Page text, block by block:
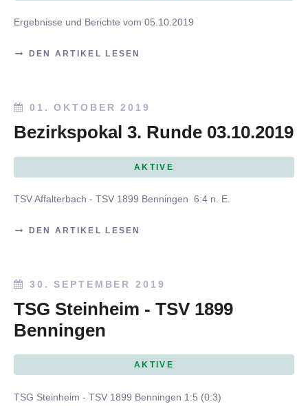
Ergebnisse und Berichte vom 05.10.2019
DEN ARTIKEL LESEN
01. OKTOBER 2019
Bezirkspokal 3. Runde 03.10.2019
AKTIVE
TSV Affalterbach - TSV 1899 Benningen 6:4 n. E.
DEN ARTIKEL LESEN
30. SEPTEMBER 2019
TSG Steinheim - TSV 1899
Benningen
AKTIVE
TSG Steinheim - TSV 1899 Benningen 1:5 (0:3)